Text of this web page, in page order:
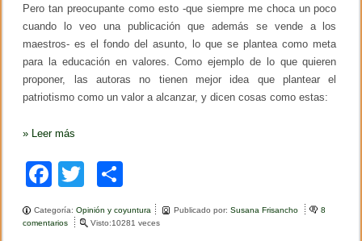
Pero tan preocupante como esto -que siempre me choca un poco
cuando lo veo una publicación que además se vende a los
maestros- es el fondo del asunto, lo que se plantea como meta
para la educación en valores. Como ejemplo de lo que quieren
proponer, las autoras no tienen mejor idea que plantear el
patriotismo como un valor a alcanzar, y dicen cosas como estas:
» Leer más
F
a
c
wi
tt
m
Categoría:Opinión y coyuntura Publicado por:Susana Frisancho
8
comentarios
Visto:10281 veces